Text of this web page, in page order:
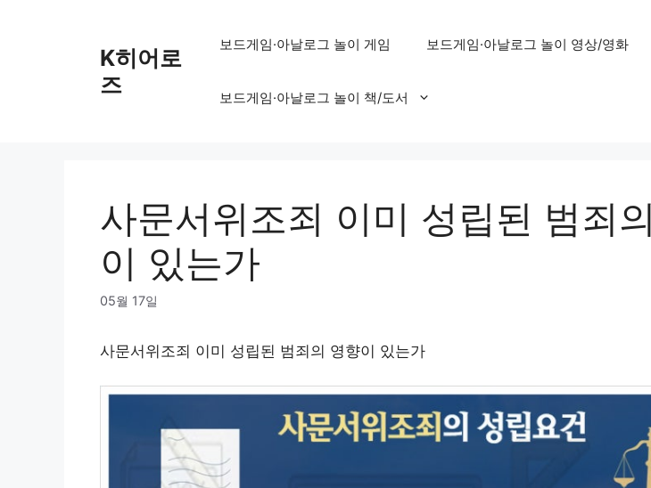
K히어로
즈
보드게임·아날로그 놀이 게임 보드게임·아날로그 놀이 영상/영화
보드게임·아날로그 놀이 책/도서
사문서위조죄 이미 성립된 범죄
이 있는가
05월 17일
사문서위조죄 이미 성립된 범죄의 영향이 있는가